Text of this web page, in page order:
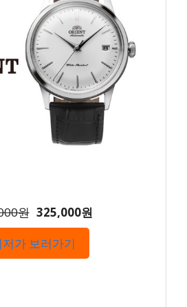
원 325,000원
저가 보러가기